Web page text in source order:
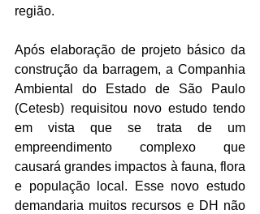
região.
Após elaboração de projeto básico da
construção da barragem, a Companhia
Ambiental do Estado de São Paulo
(Cetesb) requisitou novo estudo tendo
em vista que se trata de um
empreendimento complexo que
causará grandes impactos à fauna, flora
e população local. Esse novo estudo
demandaria muitos recursos e DH não